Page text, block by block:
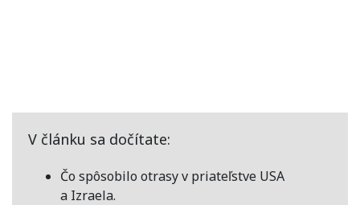
V článku sa dočítate:
Čo spôsobilo otrasy v priateľstve USA
a Izraela.